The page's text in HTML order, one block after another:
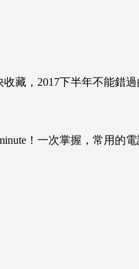
藏，2017下半年不能錯
！一次掌握，常用的